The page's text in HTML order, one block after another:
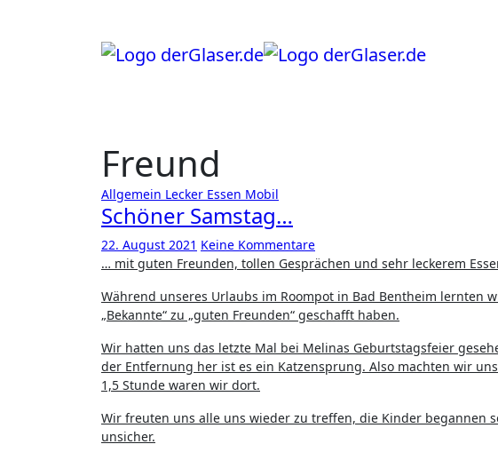
Freund
Allgemein Lecker Essen Mobil
Schöner Samstag…
22. August 2021 Keine Kommentare
… mit guten Freunden, tollen Gesprächen und sehr leckerem
Während unseres Urlaubs im Roompot in Bad Bentheim lernten
„Bekannte“ zu „guten Freunden“ geschafft haben.
Wir hatten uns das letzte Mal bei Melinas Geburtstagsfeier
der Entfernung her ist es ein Katzensprung. Also machten wir
1,5 Stunde waren wir dort.
Wir freuten uns alle uns wieder zu treffen, die Kinder begannen
unsicher.